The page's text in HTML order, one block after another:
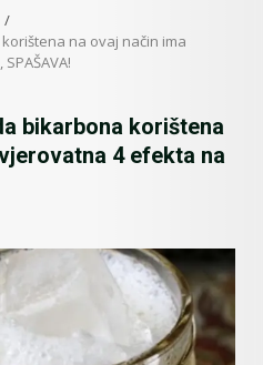
korištena na ovaj način ima
bikarbona korištena
4 efekta na